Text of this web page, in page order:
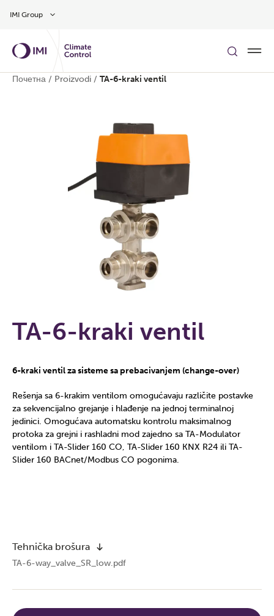
IMI Group
Почетна / Proizvodi / TA-6-kraki ventil
TA-6-kraki ventil
6-kraki ventil za sisteme sa prebacivanjem (change-over)
Rešenja sa 6-krakim ventilom omogućavaju različite postavke
za sekvencijalno grejanje i hlađenje na jednoj terminalnoj
jedinici. Omogućava automatsku kontrolu maksimalnog
protoka za grejni i rashladni mod zajedno sa TA-Modulator
ventilom i TA-Slider 160 CO, TA-Slider 160 KNX R24 ili TA-
Slider 160 BACnet/Modbus CO pogonima.
Tehnička brošura
TA-6-way_valve_SR_low.pdf